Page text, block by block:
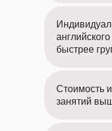
быстрее
Стоимость
занятий